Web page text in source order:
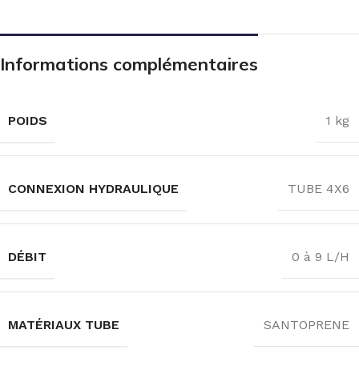
Informations complémentaires
POIDS 1 kg
CONNEXION HYDRAULIQUE TUBE 4X6
DÉBIT 0 à 9 L/H
MATÉRIAUX TUBE SANTOPRENE